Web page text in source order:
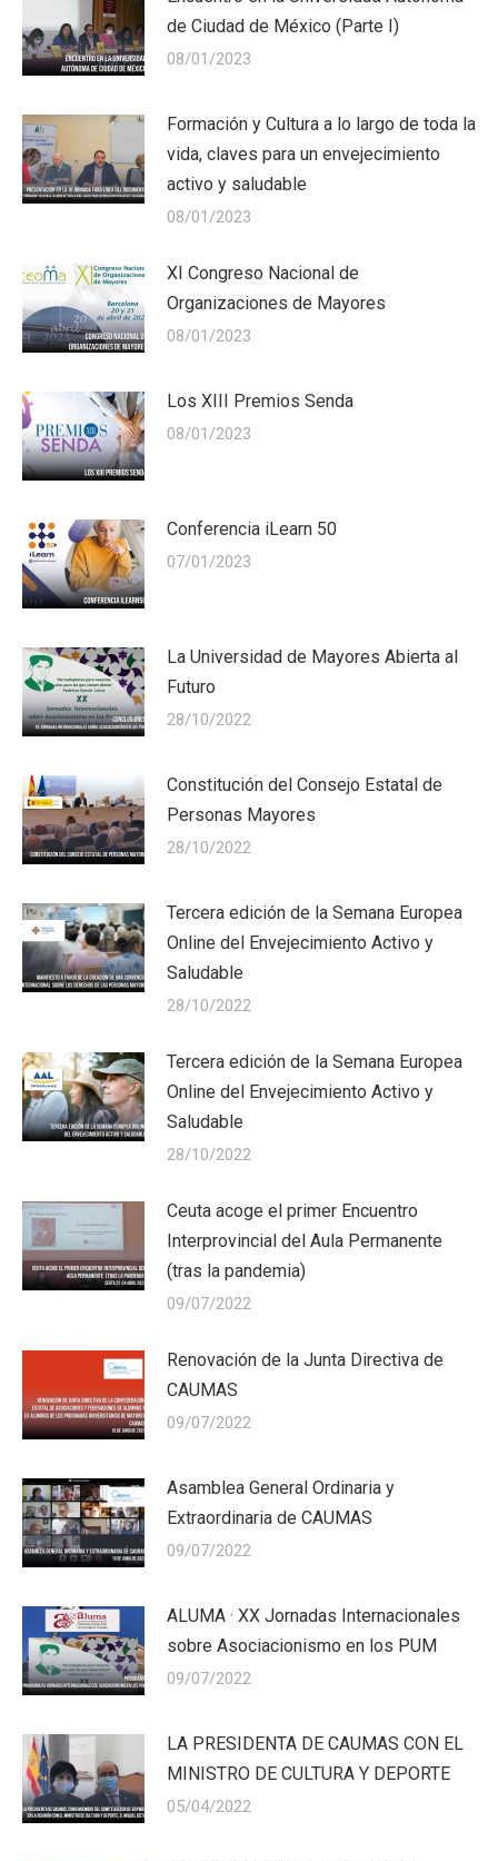
de Ciudad de México (Parte I)
08/01/2023
Formación y Cultura a lo largo de toda la
vida, claves para un envejecimiento
activo y saludable
08/01/2023
XI Congreso Nacional de
Organizaciones de Mayores
08/01/2023
Los XIII Premios Senda
08/01/2023
Conferencia iLearn 50
07/01/2023
La Universidad de Mayores Abierta al
Futuro
28/10/2022
Constitución del Consejo Estatal de
Personas Mayores
28/10/2022
Tercera edición de la Semana Europea
Online del Envejecimiento Activo y
Saludable
28/10/2022
Tercera edición de la Semana Europea
Online del Envejecimiento Activo y
Saludable
28/10/2022
Ceuta acoge el primer Encuentro
Interprovincial del Aula Permanente
(tras la pandemia)
09/07/2022
Renovación de la Junta Directiva de
CAUMAS
09/07/2022
Asamblea General Ordinaria y
Extraordinaria de CAUMAS
09/07/2022
ALUMA · XX Jornadas Internacionales
sobre Asociacionismo en los PUM
09/07/2022
LA PRESIDENTA DE CAUMAS CON EL
MINISTRO DE CULTURA Y DEPORTE
05/04/2022